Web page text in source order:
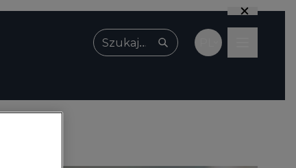
Wpisz, czego szukasz